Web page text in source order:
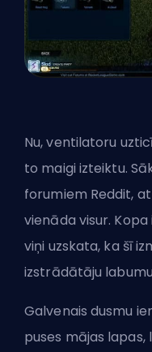
Nu, ventilatoru
to maigi izteiktu.
forumiem Reddit,
vienāda visur.
viņi uzskata, ka šī
izstrādātāju
Galvenais dusmu
puses mājas